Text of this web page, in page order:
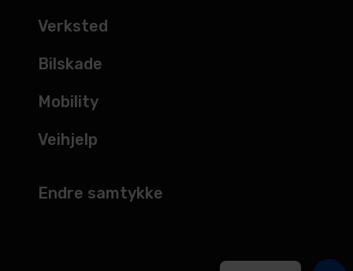
Verksted
Bilskade
Mobility
Veihjelp
Endre samtykke